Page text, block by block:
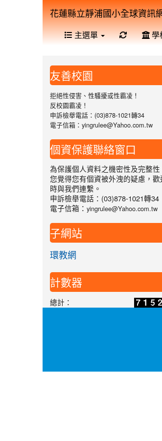
花蓮縣立靜浦國小全球資訊
主選單 重新取得
學
友善校園
拒絕性侵害、性騷擾或性霸凌！
反校園霸凌！
申訴檢舉電話：(03)878-1021轉34
電子信箱：yingrulee@Yahoo.com.tw
個資保護聯絡窗口
為保護個人資料之機密性及完整性
您覺得您有個資被外洩的疑慮，歡
時與我們連繫。
申訴檢舉電話：(03)878-1021轉34
電子信箱： yingrulee@Yahoo.com.tw
子網站
環教網
計數器
總計：